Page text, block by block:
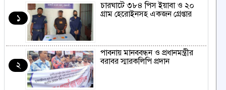
১
চারঘাটে ৩৮৪ পিস ইয়াবা ও ২০
গ্রাম হেরোইনসহ একজন গ্রেপ্তার
২
পাবনায় মানববন্ধন ও প্রধানমন্ত্রীর
বরাবর স্মারকলিপি প্রদান